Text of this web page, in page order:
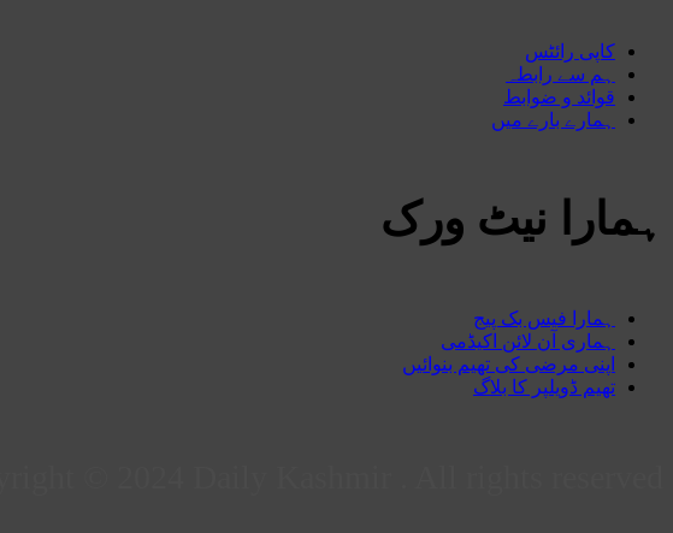
کاپی رائٹس
ہم سے رابطہ
قوائد و ضوابط
ہمارے بارے میں
ہمارا نیٹ ورک
ہمارا فیس بک پیج
ہماری آن لائن اکیڈمی
اپنی مرضی کی تھیم بنوائیں
تھیم ڈویلپر کا بلاگ